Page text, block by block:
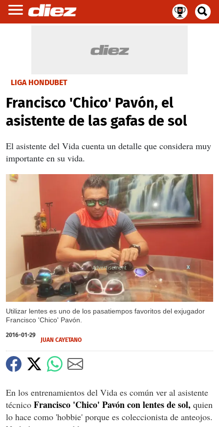
LIGA HONDUBET
Francisco 'Chico' Pavón, el
asistente de las gafas de sol
El asistente del Vida cuenta un detalle que considera muy
importante en su vida.
Utilizar lentes es uno de los pasatiempos favoritos del exjugador
Francisco 'Chico' Pavón.
X
2016-01-29
JUAN CAYETANO
En los entrenamientos del Vida es común ver al asistente
técnico Francisco 'Chico' Pavón con lentes de sol, quien
lo hace como 'hobbie' porque es coleccionista de anteojos.